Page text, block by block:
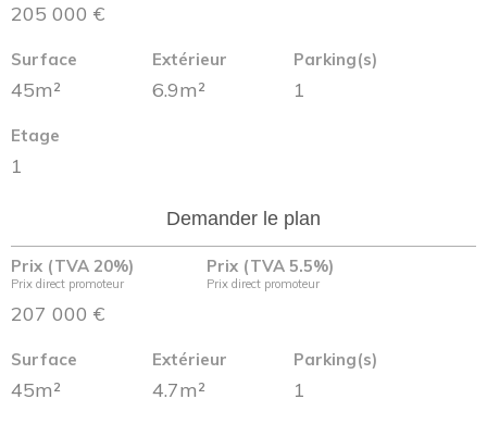
205 000 €
Surface
45m²
Extérieur
6.9m²
Parking(s)
1
Etage
1
Demander le plan
Prix (TVA 20%)
Prix direct promoteur
207 000 €
Prix (TVA 5.5%)
Prix direct promoteur
Surface
45m²
Extérieur
4.7m²
Parking(s)
1